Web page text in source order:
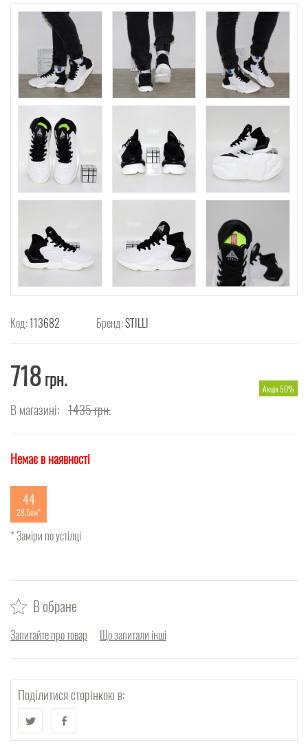
Код:113682 Бренд:STILLI
718грн.
В магазині: 1435грн.
Акція 50%
Немає в наявності
44
28.5см
* Заміри по устілці
В обране
Запитайте про товар Що запитали інші
Поділитися сторінкою в: